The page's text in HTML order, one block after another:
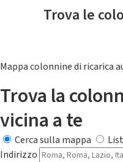
Trova le
Mappa colonnine di ricarica
Trova la
vicina a te
Cerca sulla mappa
Indirizzo